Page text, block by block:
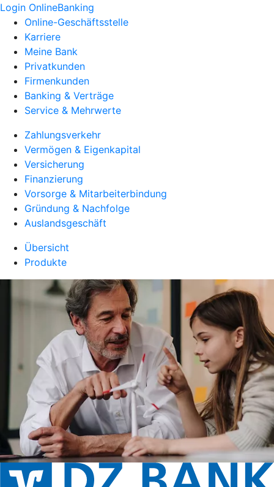
Login OnlineBanking
Online-Geschäftsstelle
Karriere
Meine Bank
Privatkunden
Firmenkunden
Banking & Verträge
Service & Mehrwerte
Zahlungsverkehr
Vermögen & Eigenkapital
Versicherung
Finanzierung
Vorsorge & Mitarbeiterbindung
Gründung & Nachfolge
Auslandsgeschäft
Übersicht
Produkte